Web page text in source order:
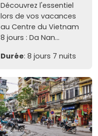
Découvrez l'essentiel
lors de vos vacances
au Centre du Vietnam
8 jours : Da Nan...
Durée: 8 jours 7 nuits